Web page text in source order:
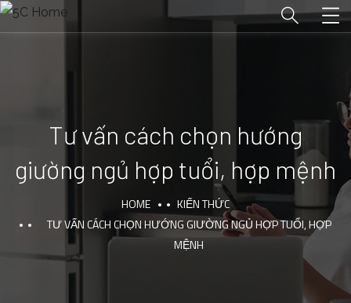
Tư vấn cách chọn hướng
giường ngủ hợp tuổi, hợp mệnh
HOME
KIẾN THỨC
TƯ VẤN CÁCH CHỌN HƯỚNG GIƯỜNG NGỦ HỢP TUỔI, HỢP
MỆNH